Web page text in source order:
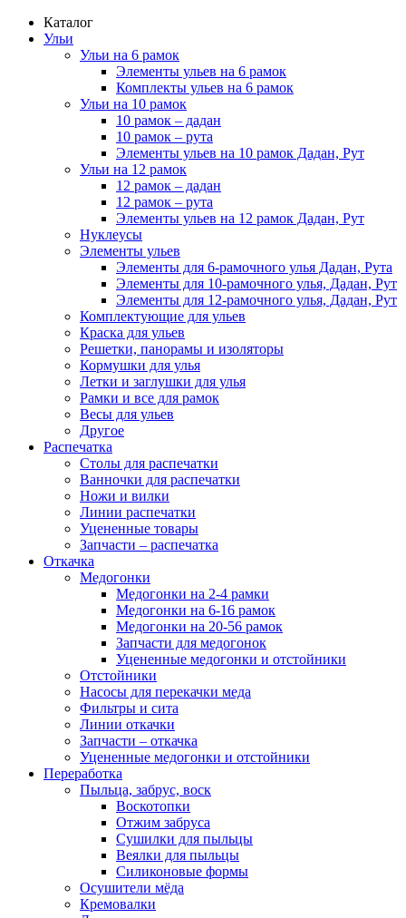
Каталог
Ульи
Ульи на 6 рамок
Элементы ульев на 6 рамок
Комплекты ульев на 6 рамок
Ульи на 10 рамок
10 рамок – дадан
10 рамок – рута
Элементы ульев на 10 рамок Дадан, Рут
Ульи на 12 рамок
12 рамок – дадан
12 рамок – рута
Элементы ульев на 12 рамок Дадан, Рут
Нуклеусы
Элементы ульев
Элементы для 6-рамочного улья Дадан, Рута
Элементы для 10-рамочного улья, Дадан, Рут
Элементы для 12-рамочного улья, Дадан, Рут
Комплектующие для ульев
Краска для ульев
Решетки, панорамы и изоляторы
Кормушки для улья
Летки и заглушки для улья
Рамки и все для рамок
Весы для ульев
Другое
Распечатка
Столы для распечатки
Ванночки для распечатки
Ножи и вилки
Линии распечатки
Уцененные товары
Запчасти – распечатка
Откачка
Медогонки
Медогонки на 2-4 рамки
Медогонки на 6-16 рамок
Медогонки на 20-56 рамок
Запчасти для медогонок
Уцененные медогонки и отстойники
Отстойники
Насосы для перекачки меда
Фильтры и сита
Линии откачки
Запчасти – откачка
Уцененные медогонки и отстойники
Переработка
Пыльца, забрус, воск
Воскотопки
Отжим забруса
Сушилки для пыльцы
Веялки для пыльцы
Силиконовые формы
Осушители мёда
Кремовалки